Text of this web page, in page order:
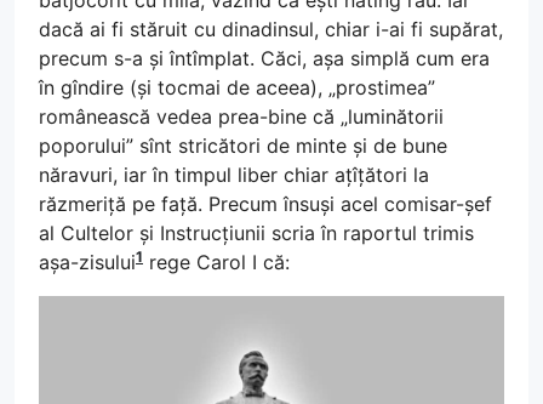
dacă ai fi stăruit cu dinadinsul, chiar i-ai fi supărat,
precum s-a și întîmplat. Căci, așa simplă cum era
în gîndire (și tocmai de aceea), „prostimea”
românească vedea prea-bine că „luminătorii
poporului” sînt stricători de minte și de bune
năravuri, iar în timpul liber chiar ațîțători la
răzmeriță pe față. Precum însuși acel comisar-șef
al Cultelor și Instrucțiunii scria în raportul trimis
așa-zisului1 rege Carol I că: